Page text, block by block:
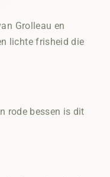
Grolleau en
lichte frisheid die
rode bessen is dit